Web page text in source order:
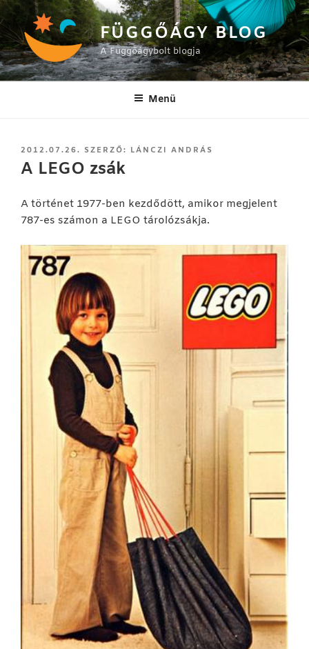
Tartalomhoz
FÜGGŐÁGY BLOG
A Függőágybolt blogja
Menü
BEKÜLDVE:
2012.07.26. SZERZŐ: LÁNCZI ANDRÁS
A LEGO zsák
A történet 1977-ben kezdődött, amikor megjelent
787-es számon a LEGO tárolózsákja.